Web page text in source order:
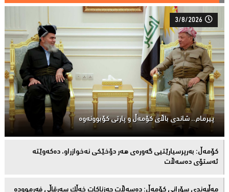
3/8/2026
پیرمام.. شاندی باڵای كۆمه‌ڵ و پارتی كۆبوونه‌وه‌
كۆمەڵ: بەرپرسیارێتیی گەورەی هەر دۆخێکی نەخوازراو، دەكەوێتە
ئەستۆی دەسەڵات
مەڵبەندى سۆرانى کۆمەڵ: دەسەڵات حەزناکات خەڵک سەرقاڵى فەرموودە